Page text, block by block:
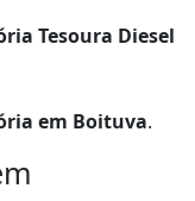
Tesoura Diesel
em Boituva.